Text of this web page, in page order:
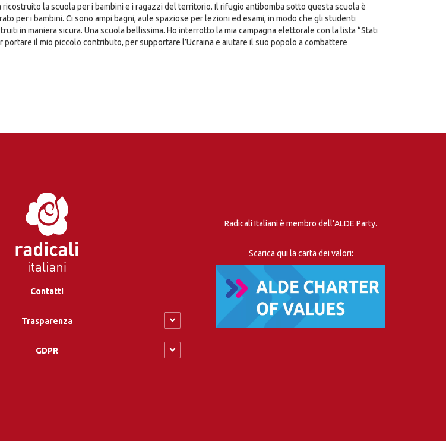
ricostruito la scuola per i bambini e i ragazzi del territorio. Il rifugio antibomba sotto questa scuola è
per i bambini. Ci sono ampi bagni, aule spaziose per lezioni ed esami, in modo che gli studenti
in maniera sicura. Una scuola bellissima. Ho interrotto la mia campagna elettorale con la lista “Stati
portare il mio piccolo contributo, per supportare l’Ucraina e aiutare il suo popolo a combattere
Contatti
Trasparenza
GDPR
Radicali Italiani è membro dell’ALDE Party.
Scarica qui la carta dei valori: